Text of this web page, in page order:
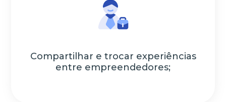
Compartilhar e trocar experiências
entre empreendedores;